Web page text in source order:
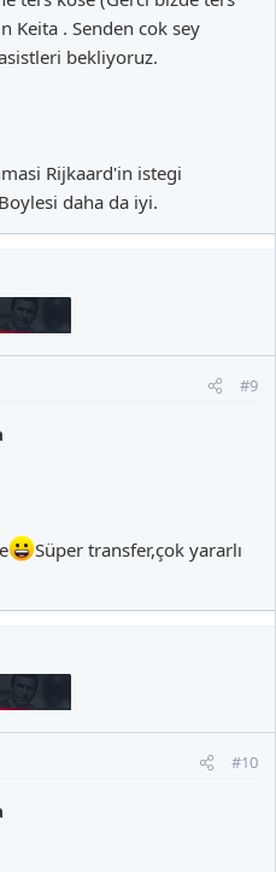
Keita . Senden cok sey
bekliyoruz.
Rijkaard'in istegi
daha da iyi.
#9
Süper transfer,çok yararlı
#10